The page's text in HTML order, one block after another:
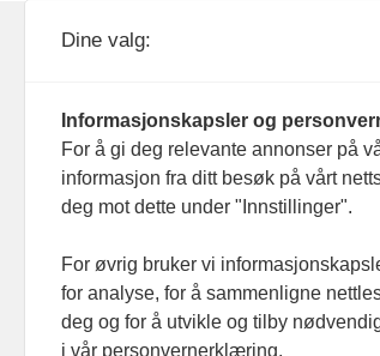
093 182
Dine valg:
Informasjonskapsler og
For å gi deg relevante annonser på
informasjon fra ditt besøk på vårt
deg mot dette under "Innstillinger".
For øvrig bruker vi
for analyse, for å sammenligne
deg og for å utvikle og tilby
i vår personvernerklæring.